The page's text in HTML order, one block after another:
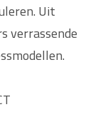
Uit
verrassende